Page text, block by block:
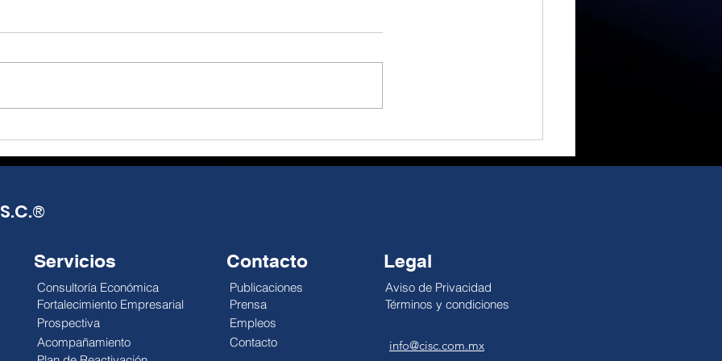
El T-MEC, más que un
Julio Alejandro Millán El T-MEC
década de incertidumbre
negociada, no de certeza
De la euforia a la
Julio Alejandro Millán El
económico es reducido. El
escape es temporal, pero la
®
Servicios
Consultoría Económica
Fortalecimiento Empresarial
Prospectiva
Acompañamiento
Contacto
Publicaciones
Prensa
Legal
Aviso de Privacidad
Términos y condiciones
Empleos
Contacto
info@cisc.com.mx